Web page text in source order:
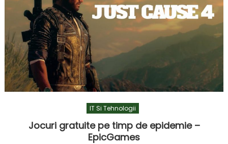
IT Si Tehnologii
Jocuri gratuite pe timp de epidemie –
EpicGames